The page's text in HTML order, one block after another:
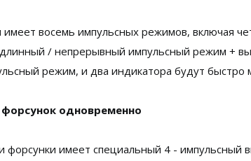
имеет восемь импульсных режимов, включая
/ непрерывный импульсный режим +
режим, и два индикатора будут быстро
одновременно
форсунки имеет специальный 4 -